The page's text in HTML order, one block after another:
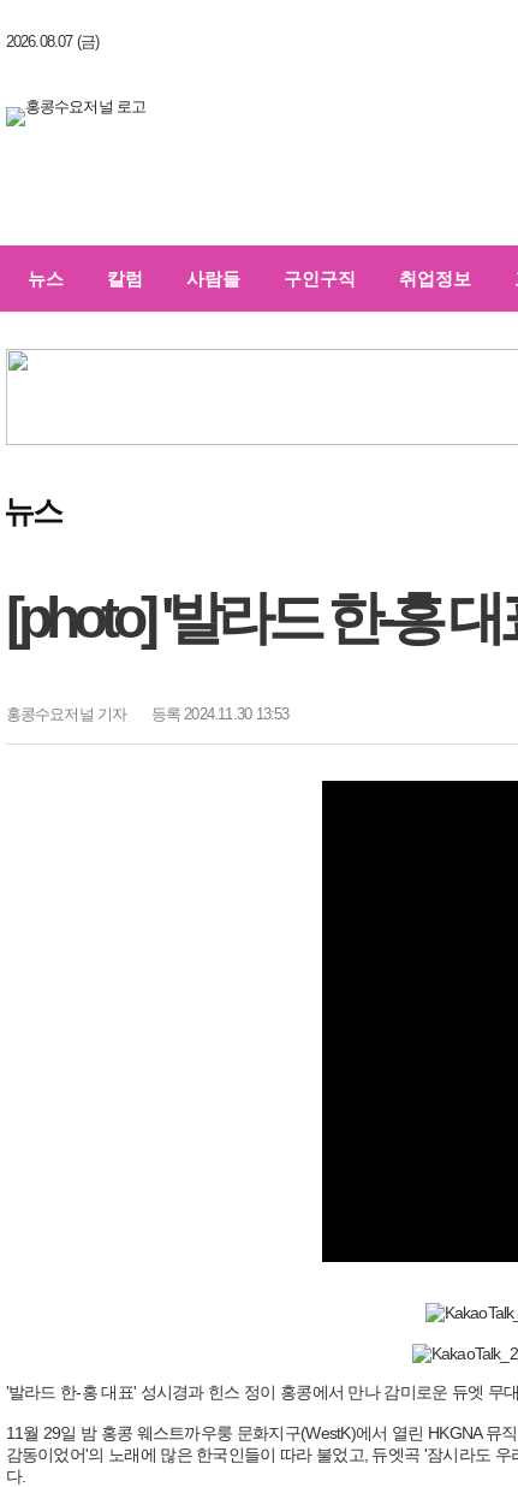
2026.08.07 (금)
뉴스 칼럼 사람들 구인구직 취업정보
뉴스
[photo] '발라드 한-홍
홍콩수요저널 기자 등록 2024.11.30 13:53
'발라드 한-홍 대표' 성시경과 힌스 정이 홍콩에서 만나 감미로운 듀엣 무
11월 29일 밤 홍콩 웨스트까우룽 문화지구(WestK)에서 열린 HKGNA
감동이었어'의 노래에 많은 한국인들이 따라 불었고, 듀엣곡 '잠시라도
다.